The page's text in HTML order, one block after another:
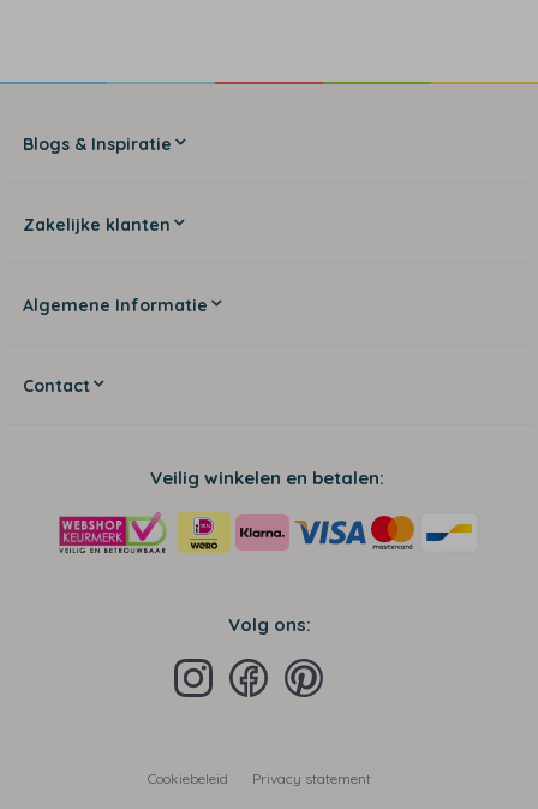
Blogs & Inspiratie
Zakelijke klanten
Algemene Informatie
Contact
Veilig winkelen en betalen:
Volg ons:
Cookiebeleid Privacy statement